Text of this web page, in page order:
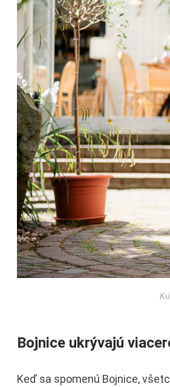
Bojnice ukrývajú
Keď sa spomenú Bojnice,